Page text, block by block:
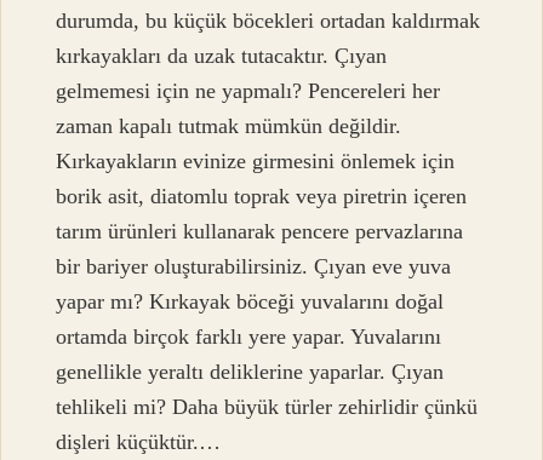
durumda, bu küçük böcekleri ortadan kaldırmak
kırkayakları da uzak tutacaktır. Çıyan
gelmemesi için ne yapmalı? Pencereleri her
zaman kapalı tutmak mümkün değildir.
Kırkayakların evinize girmesini önlemek için
borik asit, diatomlu toprak veya piretrin içeren
tarım ürünleri kullanarak pencere pervazlarına
bir bariyer oluşturabilirsiniz. Çıyan eve yuva
yapar mı? Kırkayak böceği yuvalarını doğal
ortamda birçok farklı yere yapar. Yuvalarını
genellikle yeraltı deliklerine yaparlar. Çıyan
tehlikeli mi? Daha büyük türler zehirlidir çünkü
dişleri küçüktür.…